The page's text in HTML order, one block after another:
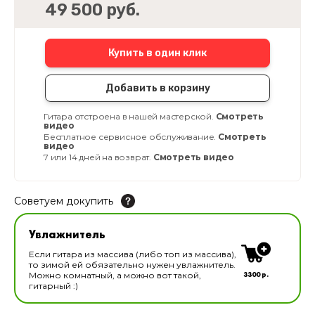
49 500 руб.
Купить в один клик
Добавить в корзину
Гитара отстроена в нашей мастерской. Смотреть
видео
Бесплатное сервисное обслуживание. Смотреть
видео
7 или 14 дней на возврат. Смотреть видео
Советуем докупить
Увлажнитель для музыкальных инструментов
В наличии
Увлажнитель
Если гитара из массива (либо топ из массива),
то зимой ей обязательно нужен увлажнитель.
Можно комнатный, а можно вот такой,
гитарный :)
3300 р.